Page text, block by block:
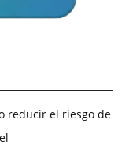
reducir el riesgo de